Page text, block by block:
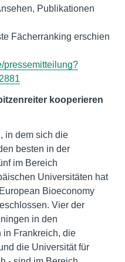
Publikationen
Fächerranking erschien
pressemitteilung?
kooperieren
in dem sich die
besten in der
im Bereich
Universitäten hat
Bioeconomy
Vier der
in den
in Frankreich, die
die Universität für